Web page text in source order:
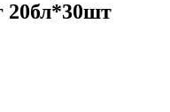
20бл*30шт